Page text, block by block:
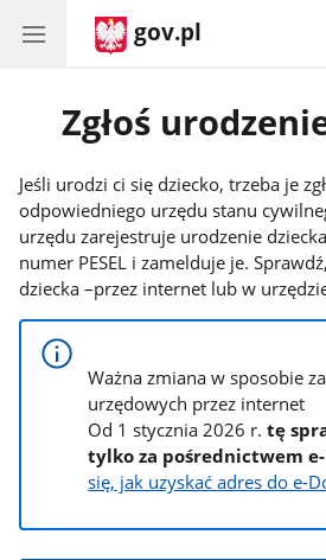
gov.pl
Zgłoś
Jeśli urodzi ci się dziecko, trzeba je
odpowiedniego urzędu stanu
urzędu zarejestruje urodzenie
numer PESEL i zamelduje je.
dziecka –przez internet lub w
Ważna zmiana w sposobie
urzędowych przez internet
Od 1 stycznia 2026 r.tę
tylko za pośrednictwem
się, jak uzyskać adres do e-